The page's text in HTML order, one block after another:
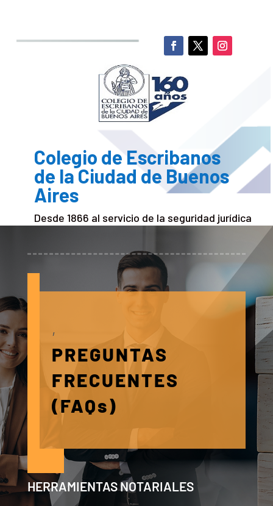
Colegio de Escribanos
de la Ciudad de Buenos
Aires
Desde 1866 al servicio de la seguridad jurídica
,
PREGUNTAS
FRECUENTES
(FAQs)
HERRAMIENTAS NOTARIALES